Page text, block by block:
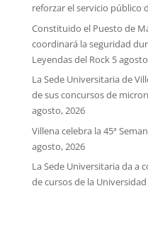
reforzar el servicio público
Constituido el Puesto de
coordinará la seguridad
Leyendas del Rock 5
La Sede Universitaria de
de sus concursos de
agosto, 2026
Villena celebra la 45ª
agosto, 2026
La Sede Universitaria da a
de cursos de la